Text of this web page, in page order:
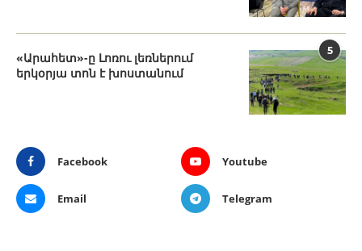
5
«Արահետ»-ը Լոռու լեռներում
երկօրյա տոն է խոստանում
Facebook Youtube
Email Telegram